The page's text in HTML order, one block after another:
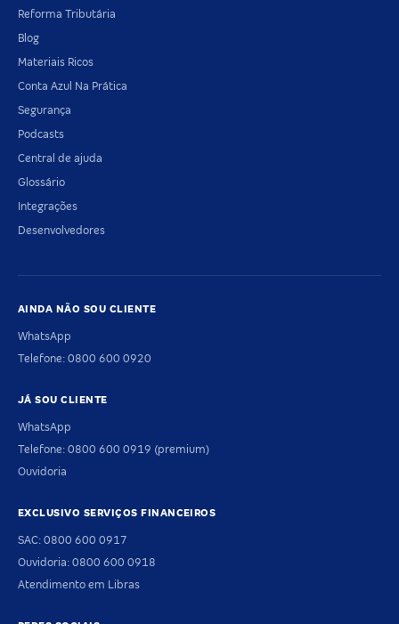
Reforma Tributária
Blog
Materiais Ricos
Conta Azul Na Prática
Segurança
Podcasts
Central de ajuda
Glossário
Integrações
Desenvolvedores
AINDA NÃO SOU CLIENTE
WhatsApp
Telefone: 0800 600 0920
JÁ SOU CLIENTE
WhatsApp
Telefone: 0800 600 0919 (premium)
Ouvidoria
EXCLUSIVO SERVIÇOS FINANCEIROS
SAC: 0800 600 0917
Ouvidoria: 0800 600 0918
Atendimento em Libras